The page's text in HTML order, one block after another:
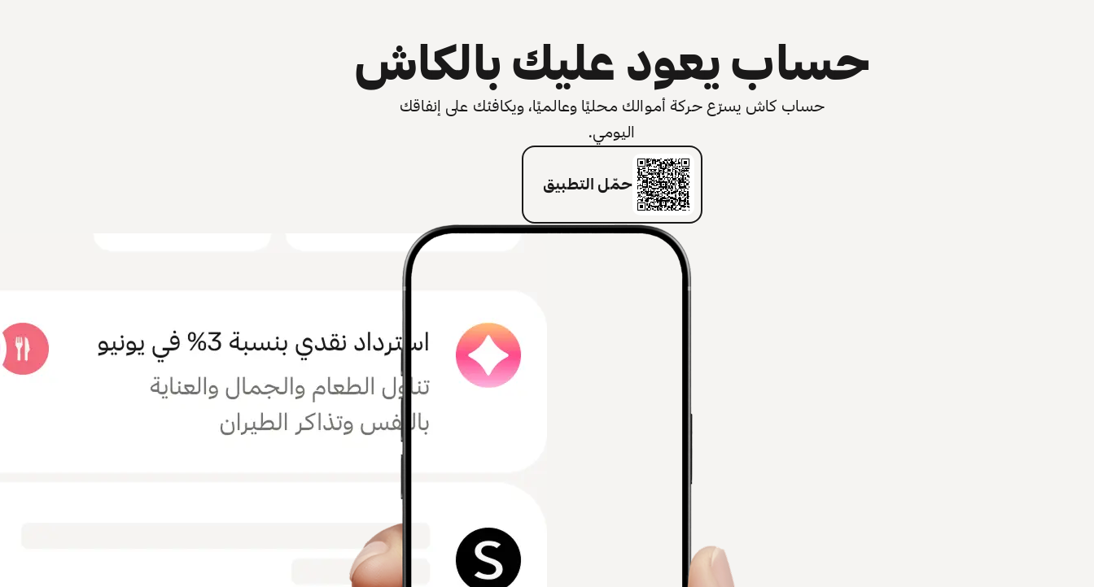
حساب يعود عليك بالكاش
حساب كاش يسرّع حركة أموالك محليًا وعالميًا، ويكافئك على إنفاقك
اليومي.
حمّل التطبيق